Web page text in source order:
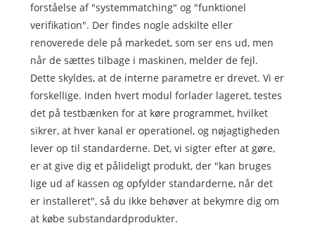
forståelse af "systemmatching" og "funktionel
verifikation". Der findes nogle adskilte eller
renoverede dele på markedet, som ser ens ud, men
når de sættes tilbage i maskinen, melder de fejl.
Dette skyldes, at de interne parametre er drevet. Vi er
forskellige. Inden hvert modul forlader lageret, testes
det på testbænken for at køre programmet, hvilket
sikrer, at hver kanal er operationel, og nøjagtigheden
lever op til standarderne. Det, vi sigter efter at gøre,
er at give dig et pålideligt produkt, der "kan bruges
lige ud af kassen og opfylder standarderne, når det
er installeret", så du ikke behøver at bekymre dig om
at købe substandardprodukter.